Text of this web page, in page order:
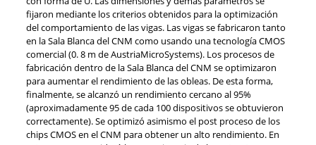
fijaron mediante los criterios obtenidos para la optimización
del comportamiento de las vigas. Las vigas se fabricaron tanto
en la Sala Blanca del CNM como usando una tecnología CMOS
comercial (0. 8 m de AustriaMicroSystems). Los procesos de
fabricación dentro de la Sala Blanca del CNM se optimizaron
para aumentar el rendimiento de las obleas. De esta forma,
finalmente, se alcanzó un rendimiento cercano al 95%
(aproximadamente 95 de cada 100 dispositivos se obtuvieron
correctamente). Se optimizó asimismo el post proceso de los
chips CMOS en el CNM para obtener un alto rendimiento. En